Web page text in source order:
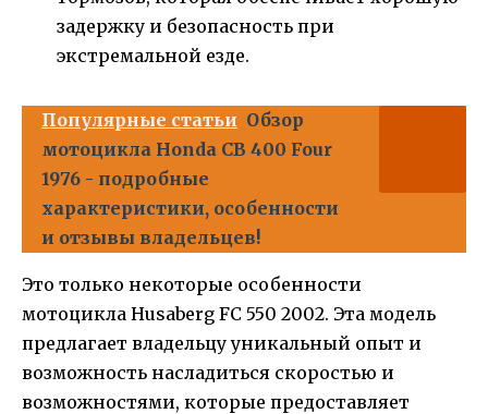
задержку и безопасность при
экстремальной езде.
Популярные статьи Обзор
мотоцикла Honda CB 400 Four
1976 - подробные
характеристики, особенности
и отзывы владельцев!
Это только некоторые особенности
мотоцикла Husaberg FC 550 2002. Эта модель
предлагает владельцу уникальный опыт и
возможность насладиться скоростью и
возможностями, которые предоставляет